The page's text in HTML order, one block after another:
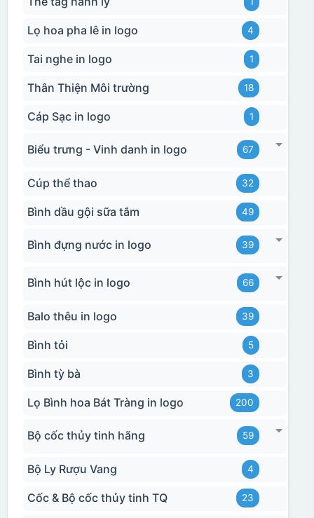
Lọ hoa pha lê in logo 4
Tai nghe in logo 1
Thân Thiện Môi trường 18
Cáp Sạc in logo 1
Biểu trưng - Vinh danh in logo 67
Cúp thể thao 32
Bình dầu gội sữa tắm 49
Bình đựng nước in logo 39
Bình hút lộc in logo 66
Balo thêu in logo 39
Bình tỏi 5
Bình tỳ bà 3
Lọ Bình hoa Bát Tràng in logo 200
Bộ cốc thủy tinh hãng 59
Bộ Ly Rượu Vang 4
Cốc & Bộ cốc thủy tinh TQ 23